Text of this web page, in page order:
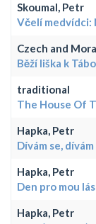
Skoumal, Petr
Včelí medvídci:
Czech and
Běží liška k
traditional
The House Of
Hapka, Petr
Dívám se, dívám
Hapka, Petr
Den pro mou
Hapka, Petr